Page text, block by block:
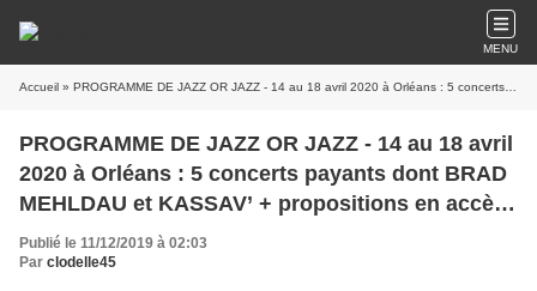
MENU
Accueil » PROGRAMME DE JAZZ OR JAZZ - 14 au 18 avril 2020 à Orléans : 5 concerts payants dont BRAD MEHLDAU et KASSAV’ + propositions en accès libre
PROGRAMME DE JAZZ OR JAZZ - 14 au 18 avril
2020 à Orléans : 5 concerts payants dont BRAD
MEHLDAU et KASSAV’ + propositions en accès
libre
Publié le 11/12/2019 à 02:03
Par clodelle45